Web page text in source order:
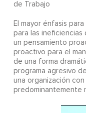
de Trabajo
El mayor énfasis
para las
un pensamiento
proactivo para el
de una forma
programa agresivo
una organización
predominantemente